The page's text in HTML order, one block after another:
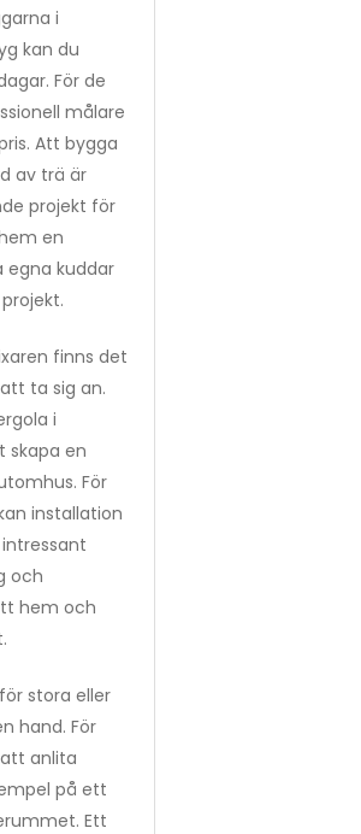
i
kan du
För de
målare
Att bygga
av trä är
projekt för
en
egna kuddar
finns det
ta sig an.
i
en
För
installation
och
hem och
stora eller
hand. För
anlita
på ett
Ett